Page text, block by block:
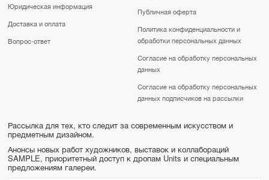
Юридическая информация
Доставка и оплата
Вопрос-ответ
Публичная оферта
Политика конфиденциальности и
обработки персональных данных
Согласие на обработку персональных
данных
Согласие на обработку персональных
данных подписчиков на рассылки
Рассылка для тех, кто следит за современным искусством и
предметным дизайном.
Анонсы новых работ художников, выставок и коллабораций
SAMPLE, приоритетный доступ к дропам Units и специальным
предложениям галереи.